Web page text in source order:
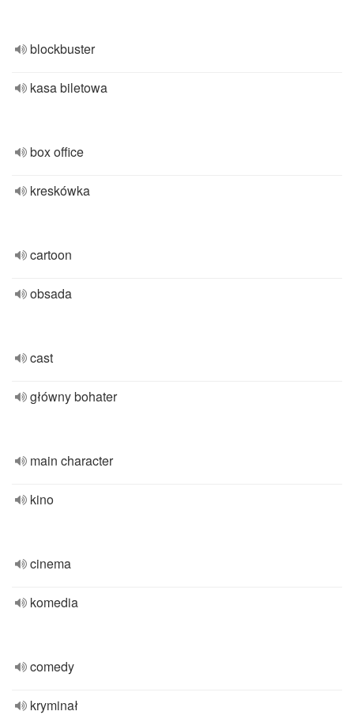
blockbuster
kasa biletowa
box office
kreskówka
cartoon
obsada
cast
główny bohater
main character
kino
cinema
komedia
comedy
kryminał